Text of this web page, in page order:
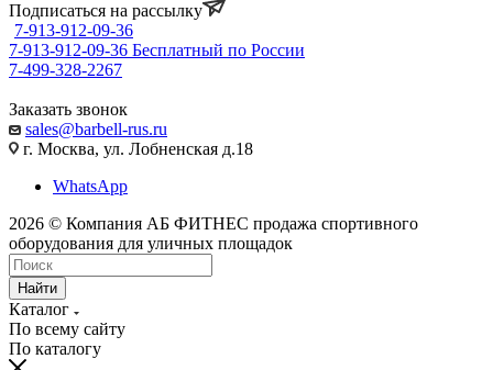
Подписаться на рассылку
7-913-912-09-36
7-913-912-09-36 Бесплатный по России
7-499-328-2267
Заказать звонок
sales@barbell-rus.ru
г. Москва, ул. Лобненская д.18
WhatsApp
2026 © Компания АБ ФИТНЕС продажа спортивного
оборудования для уличных площадок
Найти
Каталог
По всему сайту
По каталогу